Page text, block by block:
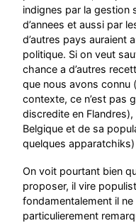
indignes par la gestion
d’annees et aussi par
d’autres pays auraient
politique. Si on veut
chance a d’autres
que nous avons connu
contexte, ce n’est pas
discredite en Flandres),
Belgique et de sa
quelques
On voit pourtant bien
proposer, il vire
fondamentalement il
particulierement